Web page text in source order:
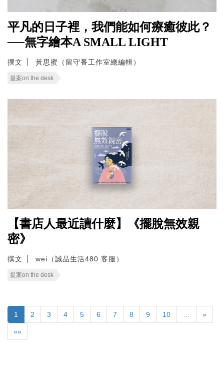
平凡的日子裡，我們能如何療癒彼此？
──無字繪本A SMALL LIGHT
撰文 黃思蜜（留守番工作室總編輯）
提案on the desk
【書店人最近讀什麼】《擺脫無效親
密》
撰文 wei（誠品生活480 客服）
提案on the desk
1 2 3 4 5 6 7 8 9 10 »
»»